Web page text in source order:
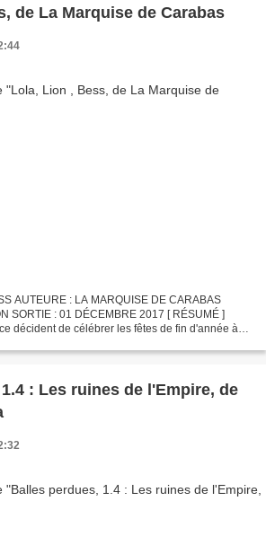
de La Marquise de Carabas
AUTEURE : LA MARQUISE DE CARABAS
SORTIE : 01 DÉCEMBRE 2017 [ RÉSUMÉ ]
décident de célébrer les fêtes de fin d'année à
: Les ruines de l'Empire, de